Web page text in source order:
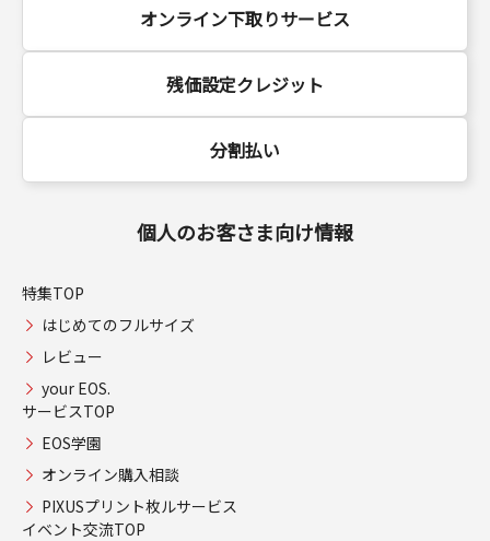
オンライン下取りサービス
残価設定クレジット
分割払い
個人のお客さま向け情報
特集TOP
はじめてのフルサイズ
レビュー
your EOS.
サービスTOP
EOS学園
オンライン購入相談
PIXUSプリント枚ルサービス
イベント交流TOP